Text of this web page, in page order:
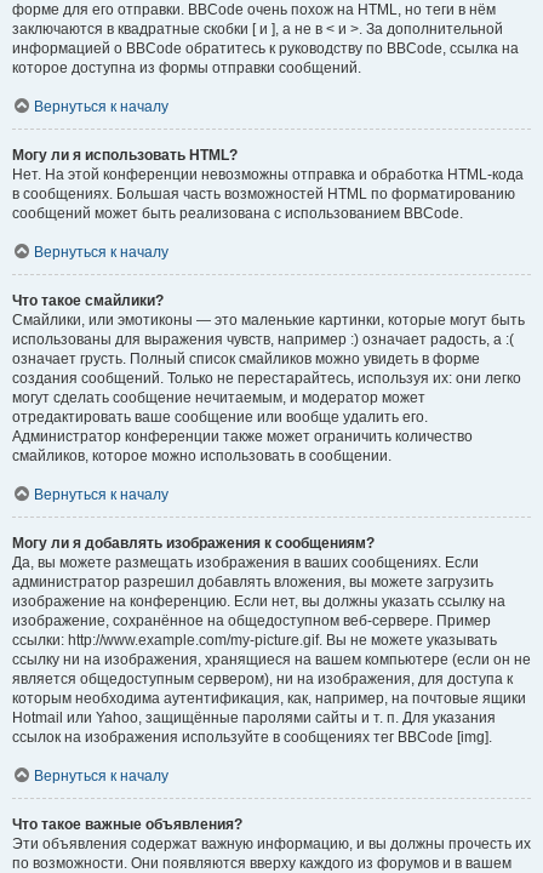
форме для его отправки. BBCode очень похож на HTML, но теги в нём
заключаются в квадратные скобки [ и ], а не в < и >. За дополнительной
информацией о BBCode обратитесь к руководству по BBCode, ссылка на
которое доступна из формы отправки сообщений.
Вернуться к началу
Могу ли я использовать HTML?
Нет. На этой конференции невозможны отправка и обработка HTML-кода
в сообщениях. Большая часть возможностей HTML по форматированию
сообщений может быть реализована с использованием BBCode.
Вернуться к началу
Что такое смайлики?
Смайлики, или эмотиконы — это маленькие картинки, которые могут быть
использованы для выражения чувств, например :) означает радость, а :(
означает грусть. Полный список смайликов можно увидеть в форме
создания сообщений. Только не перестарайтесь, используя их: они легко
могут сделать сообщение нечитаемым, и модератор может
отредактировать ваше сообщение или вообще удалить его.
Администратор конференции также может ограничить количество
смайликов, которое можно использовать в сообщении.
Вернуться к началу
Могу ли я добавлять изображения к сообщениям?
Да, вы можете размещать изображения в ваших сообщениях. Если
администратор разрешил добавлять вложения, вы можете загрузить
изображение на конференцию. Если нет, вы должны указать ссылку на
изображение, сохранённое на общедоступном веб-сервере. Пример
ссылки: http://www.example.com/my-picture.gif. Вы не можете указывать
ссылку ни на изображения, хранящиеся на вашем компьютере (если он не
является общедоступным сервером), ни на изображения, для доступа к
которым необходима аутентификация, как, например, на почтовые ящики
Hotmail или Yahoo, защищённые паролями сайты и т. п. Для указания
ссылок на изображения используйте в сообщениях тег BBCode [img].
Вернуться к началу
Что такое важные объявления?
Эти объявления содержат важную информацию, и вы должны прочесть их
по возможности. Они появляются вверху каждого из форумов и в вашем